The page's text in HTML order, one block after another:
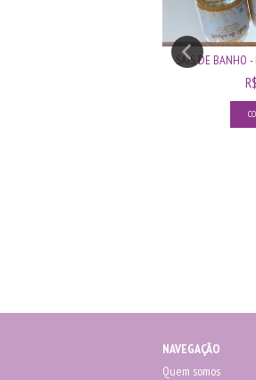
SAIS DE BANHO
NAVEGAÇÃO
Quem somos